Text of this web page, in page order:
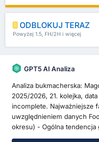
ODBLOKUJ TERAZ
Powyżej 1.5, FH/2H i więcej
GPT5 AI Analiza
Analiza bukmacherska:
2025/2026, 21. kolejka,
incomplete. Najważniejsze
uwzględnieniem danych
okresu) - Ogólna tendencja